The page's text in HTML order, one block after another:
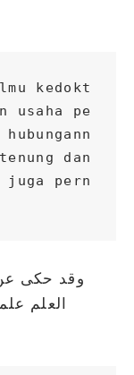
kedokt
usaha pe
dan
juga pern
وقد حكى
العلم